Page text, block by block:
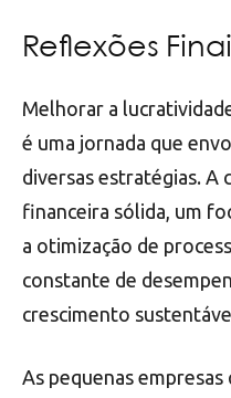
Reflexões
Melhorar a
é uma jornada que
diversas estratégias. A
financeira sólida, um
a otimização de
constante de
crescimento
As pequenas empresas